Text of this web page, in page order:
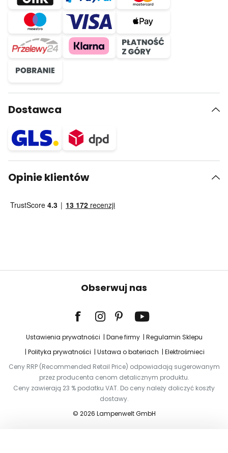
Dostawca
Opinie klientów
Obserwuj nas
Ustawienia prywatności Dane firmy
Regulamin Sklepu
Polityka prywatności
Ustawa o bateriach
Elektrośmieci
Ceny RRP (Recommended Retail Price) odpowiadają sugerowanym
przez producenta cenom detalicznym produktu.
Ceny zawierają 23 % podatku VAT. Do ceny należy doliczyć koszty
dostawy.
© 2026 Lampenwelt GmbH